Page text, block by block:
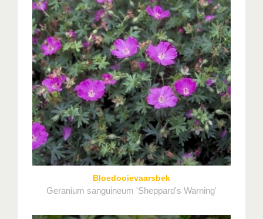
Bloedooievaarsbek
Geranium sanguineum 'Sheppard's Warning'